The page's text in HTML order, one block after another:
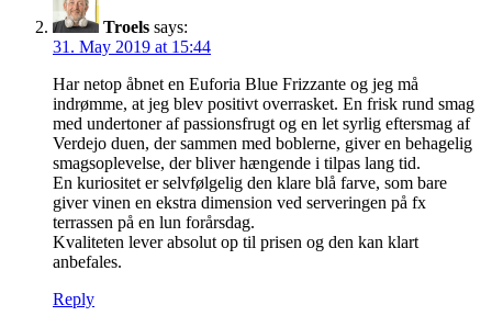
Troels says:
31. May 2019 at 15:44
Har netop åbnet en Euforia Blue Frizzante og jeg må
indrømme, at jeg blev positivt overrasket. En frisk rund smag
med undertoner af passionsfrugt og en let syrlig eftersmag af
Verdejo duen, der sammen med boblerne, giver en behagelig
smagsoplevelse, der bliver hængende i tilpas lang tid.
En kuriositet er selvfølgelig den klare blå farve, som bare
giver vinen en ekstra dimension ved serveringen på fx
terrassen på en lun forårsdag.
Kvaliteten lever absolut op til prisen og den kan klart
anbefales.
Reply